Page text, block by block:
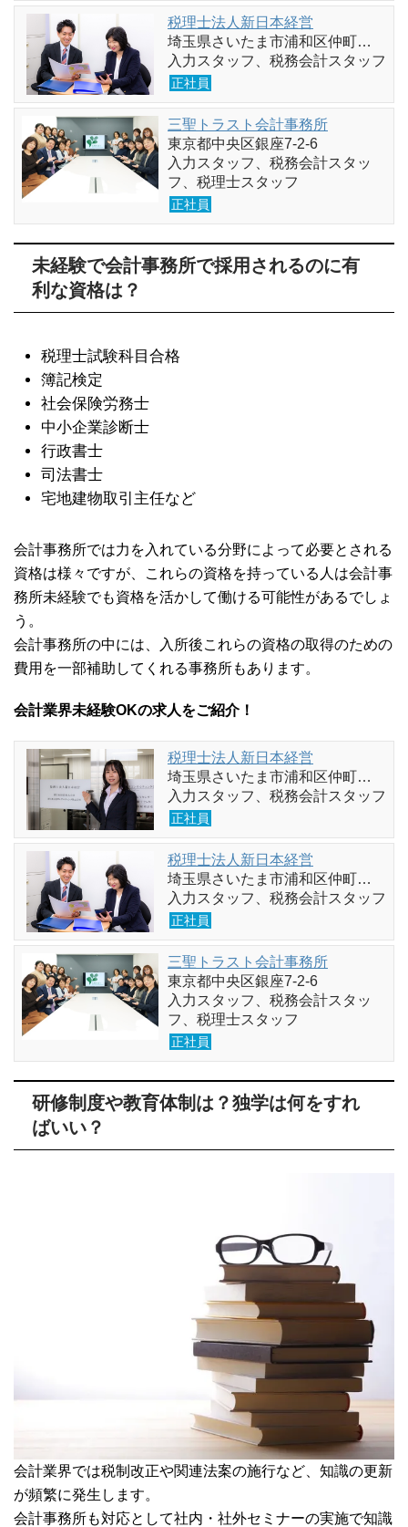
税理士法人新日本経営
埼玉県さいたま市浦和区仲町…
入力スタッフ、税務会計スタッフ
正社員
三聖トラスト会計事務所
東京都中央区銀座7-2-6
入力スタッフ、税務会計スタッ
フ、税理士スタッフ
正社員
未経験で会計事務所で採用されるのに有
利な資格は？
税理士試験科目合格
簿記検定
社会保険労務士
中小企業診断士
行政書士
司法書士
宅地建物取引主任など
会計事務所では力を入れている分野によって必要とされる
資格は様々ですが、これらの資格を持っている人は会計事
務所未経験でも資格を活かして働ける可能性があるでしょ
う。
会計事務所の中には、入所後これらの資格の取得のための
費用を一部補助してくれる事務所もあります。
会計業界未経験OKの求人をご紹介！
税理士法人新日本経営
埼玉県さいたま市浦和区仲町…
入力スタッフ、税務会計スタッフ
正社員
税理士法人新日本経営
埼玉県さいたま市浦和区仲町…
入力スタッフ、税務会計スタッフ
正社員
三聖トラスト会計事務所
東京都中央区銀座7-2-6
入力スタッフ、税務会計スタッ
フ、税理士スタッフ
正社員
研修制度や教育体制は？独学は何をすれ
ばいい？
会計業界では税制改正や関連法案の施行など、知識の更新
が頻繁に発生します。
会計事務所も対応として社内・社外セミナーの実施で知識